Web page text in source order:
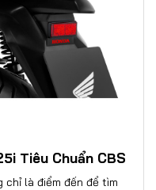
Tiêu Chuẩn CBS
chỉ là điểm đến để tìm